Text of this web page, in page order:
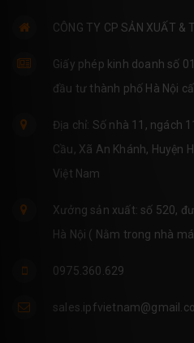
CÔNG TY CP SẢN XUẤT &
Giấy phép kinh doanh số
đầu tư thành phố Hà Nội
Địa chỉ: Số nhà 11, ngách
Cầu, Xã An Khánh, Huyện
Việt Nam
Xưởng sản xuất: số 520,
Hà Nội ( Nằm trong nhà
0975.360.629